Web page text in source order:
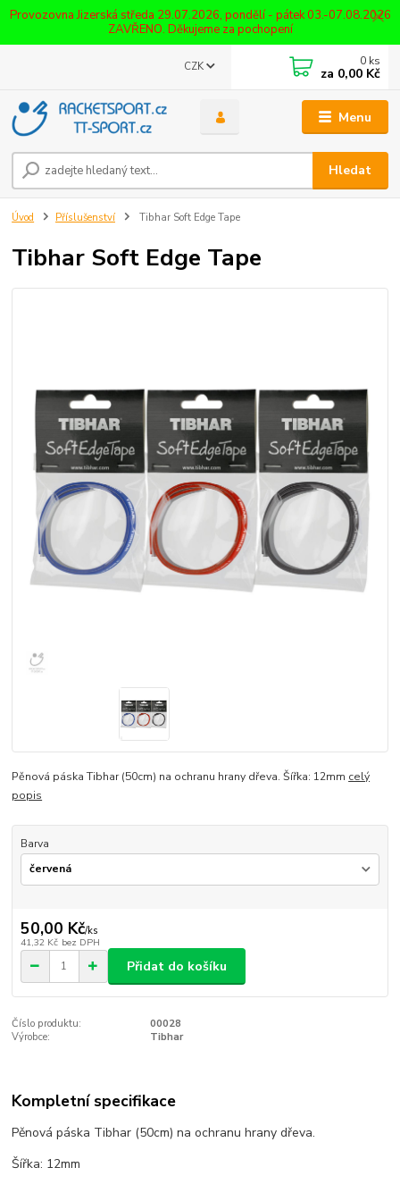
Provozovna Jizerská středa 29.07.2026, pondělí - pátek 03.-07.08.2026
ZAVŘENO. Děkujeme za pochopení
Menu
CZK
Hledat
0 ks
za 0,00 Kč
Úvod Příslušenství Tibhar Soft Edge Tape
Tibhar Soft Edge Tape
Pěnová páska Tibhar (50cm) na ochranu hrany dřeva. Šířka: 12mm celý
popis
Barva
50,00 Kč/ks
41,32 Kč bez DPH
Přidat do košíku
Číslo produktu:
00028
Výrobce:
Tibhar
Kompletní specifikace
Pěnová páska Tibhar (50cm) na ochranu hrany dřeva.
Šířka: 12mm